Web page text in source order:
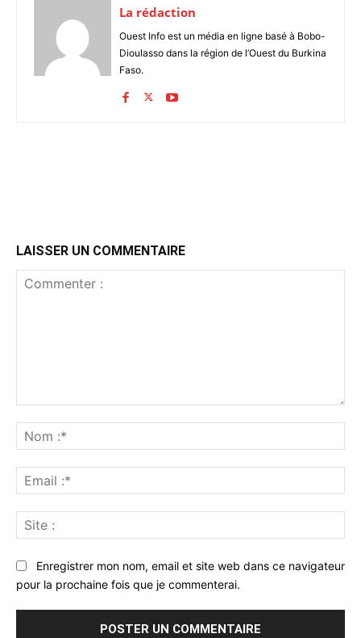
La rédaction
Ouest Info est un média en ligne basé à Bobo-
Dioulasso dans la région de l’Ouest du Burkina
Faso.
LAISSER UN COMMENTAIRE
:*
:*
:
Enregistrer mon nom, email et site web dans ce navigateur
pour la prochaine fois que je commenterai.